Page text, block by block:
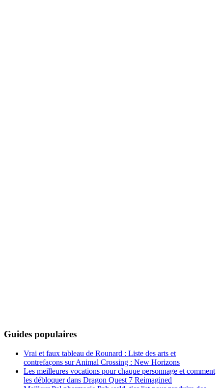
Guides populaires
Vrai et faux tableau de Rounard : Liste des arts et
contrefaçons sur Animal Crossing : New Horizons
Les meilleures vocations pour chaque personnage et comment
les débloquer dans Dragon Quest 7 Reimagined